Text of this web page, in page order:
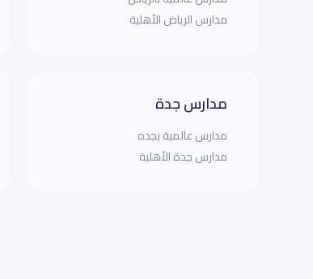
مدارس الرياض الأهلية
مدارس جدة
مدارس عالمية بجده
مدارس جدة الأهلية